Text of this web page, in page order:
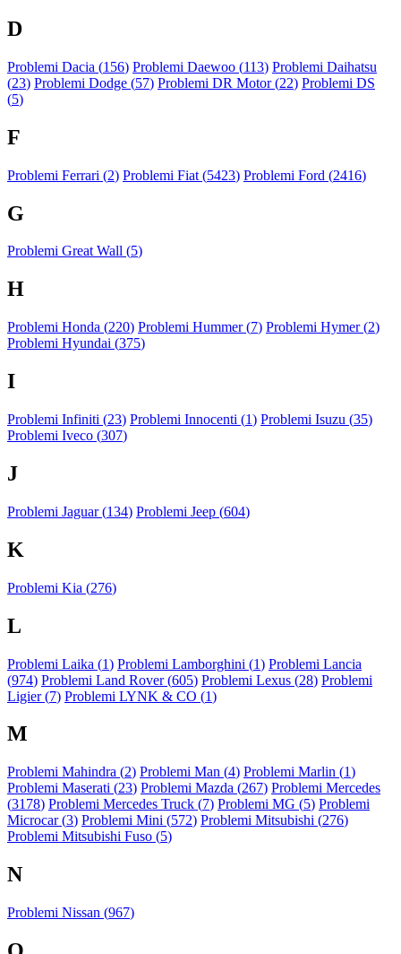
D
Problemi Dacia (156) Problemi Daewoo (113) Problemi Daihatsu
(23) Problemi Dodge (57) Problemi DR Motor (22) Problemi DS
(5)
F
Problemi Ferrari (2) Problemi Fiat (5423) Problemi Ford (2416)
G
Problemi Great Wall (5)
H
Problemi Honda (220) Problemi Hummer (7) Problemi Hymer (2)
Problemi Hyundai (375)
I
Problemi Infiniti (23) Problemi Innocenti (1) Problemi Isuzu (35)
Problemi Iveco (307)
J
Problemi Jaguar (134) Problemi Jeep (604)
K
Problemi Kia (276)
L
Problemi Laika (1) Problemi Lamborghini (1) Problemi Lancia
(974) Problemi Land Rover (605) Problemi Lexus (28) Problemi
Ligier (7) Problemi LYNK & CO (1)
M
Problemi Mahindra (2) Problemi Man (4) Problemi Marlin (1)
Problemi Maserati (23) Problemi Mazda (267) Problemi Mercedes
(3178) Problemi Mercedes Truck (7) Problemi MG (5) Problemi
Microcar (3) Problemi Mini (572) Problemi Mitsubishi (276)
Problemi Mitsubishi Fuso (5)
N
Problemi Nissan (967)